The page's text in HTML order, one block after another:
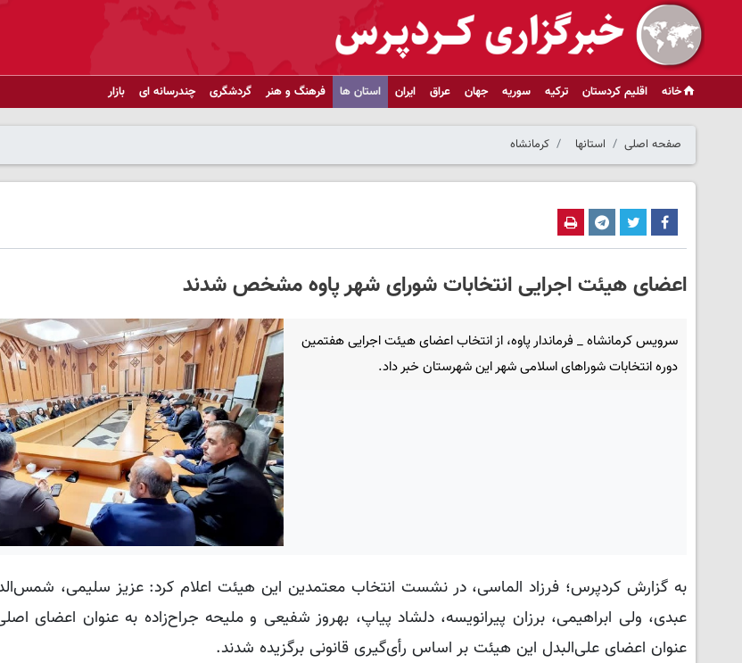
خانه اقلیم کردستان ترکیه سوریه جهان عراق ایران استان ها فرهنگ و هنر گردشگری چندرسانه ای بازار
صفحه اصلی استانها کرمانشاه
اعضای هیئت اجرایی انتخابات شورای شهر پاوه مشخص شدند
سرویس کرمانشاه _ فرماندار پاوه، از انتخاب اعضای هیئت اجرایی هفتمین
دوره انتخابات شوراهای اسلامی شهر این شهرستان خبر داد.
به گزارش کردپرس؛ فرزاد الماسی، در نشست انتخاب معتمدین این هیئت اعلام کرد: عزیز سلیمی،
عبدی، ولی ابراهیمی، برزان پیرانویسه، دلشاد پیاپ، بهروز شفیعی و ملیحه جراح‌زاده به عنوان اعضای
عنوان اعضای علی‌البدل این هیئت بر اساس رأی‌گیری قانونی برگزیده شدند.